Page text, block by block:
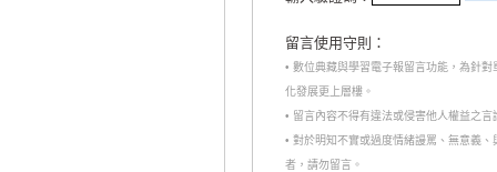
留言使用守則：
• 數位典藏與學習電子報留言功能，為針
化發展更上層樓。
• 留言內容不得有違法或侵害他人權益之
• 對於明知不實或過度情緒謾罵、無意義
者，請勿留言。